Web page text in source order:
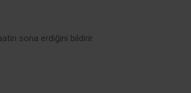
sona erdiğini bildirir.